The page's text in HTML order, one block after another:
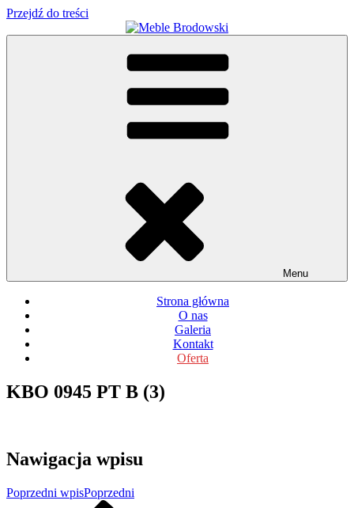
Przejdź do treści
Meble kuchenne specjalnie dla Ciebie!
Menu
Strona główna
O nas
Galeria
Kontakt
Oferta
KBO 0945 PT B (3)
Nawigacja wpisu
Poprzedni wpisPoprzedni